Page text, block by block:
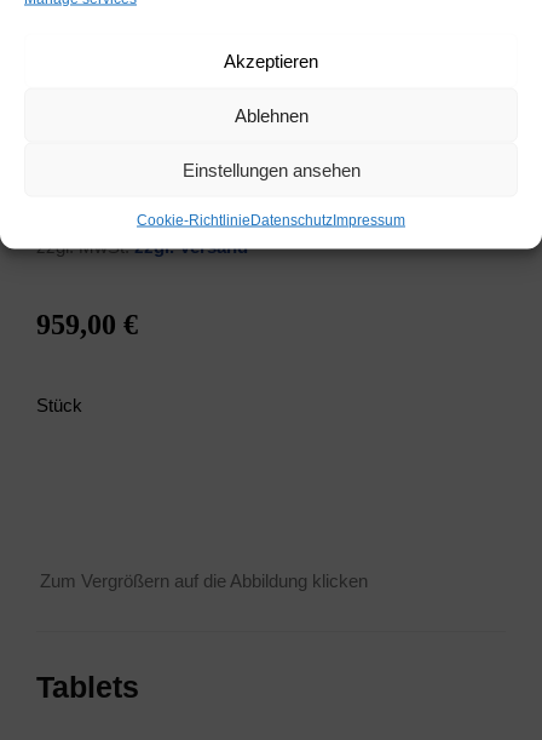
Akzeptieren
Ablehnen
Einstellungen ansehen
Coo­kie-Richt­li­nieDaten­schutzImpres­sum
mit Ener­gie­spar­mo­dus
zzgl. MwSt.zzgl. Ver­sand
959,00 €
Stück
Zum Ver­grö­ßern auf die Abbil­dung klicken
Tablets